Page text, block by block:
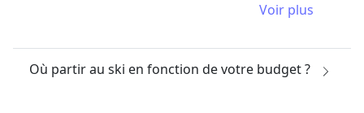
Voir plus
Où partir au ski en fonction de votre budget ?